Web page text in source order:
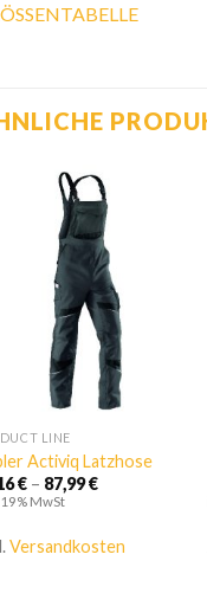
Wunschliste
hinzufügen
LINE
Activiq Latzhose
€ – 87,99€
MwSt
Versandkosten